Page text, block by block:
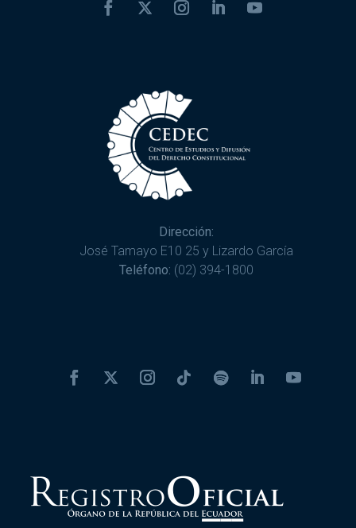
Dirección:
José Tamayo E10 25 y Lizardo García
Teléfono: (02) 394-1800